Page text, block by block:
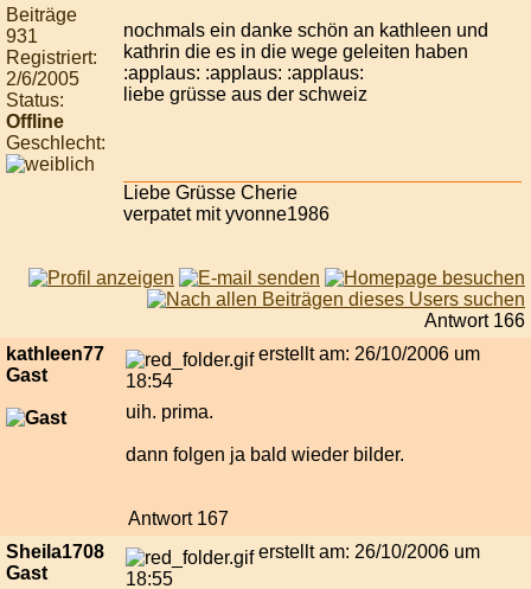
Beiträge
931
Registriert:
2/6/2005
Status:
Offline
Geschlecht:
nochmals ein danke schön an kathleen und
kathrin die es in die wege geleiten haben
:applaus: :applaus: :applaus:
liebe grüsse aus der schweiz
Liebe Grüsse Cherie
verpatet mit yvonne1986
Antwort 166
kathleen77
Gast
erstellt am: 26/10/2006 um
18:54
uih. prima.
dann folgen ja bald wieder bilder.
Antwort 167
Sheila1708
Gast
erstellt am: 26/10/2006 um
18:55